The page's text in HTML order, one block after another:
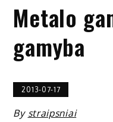
Metalo
gamyba
2013-07-17
By straipsniai